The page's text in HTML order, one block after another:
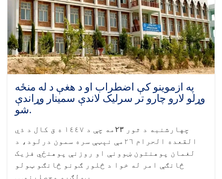
پوهنځيو
۶۲۲
محصلینو
فراغتغونډه
کې
ګډون
او
وینا
وکړه
په ازموینو کې اضطراب او د هغې د له منځه
وړلو لارو چارو تر سرلیک لاندې سمینار وړاندې
شو.
چهارشنبه د ثور ۲۳
مه چې د ١٤٤٧ ه ق کال د ذي
القعده الحرام ٢٦مې نېټې سره سمون درلود، د
لغمان پوهنتون ښوونې او روزنې پوهنځي فزیک
څانګې امر له خوا د څلور ګونو څانګو ټولو
ټولګیو محصلینو. . .